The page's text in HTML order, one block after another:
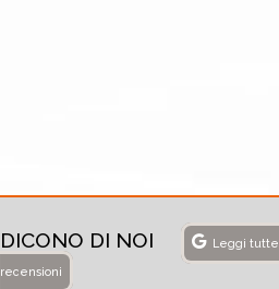
DICONO DI NOI Leggi
recensioni